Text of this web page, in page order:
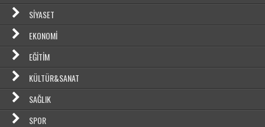
SIYASET
EKONOMI
EĞITIM
KÜLTÜR&SANAT
SAĞLIK
SPOR